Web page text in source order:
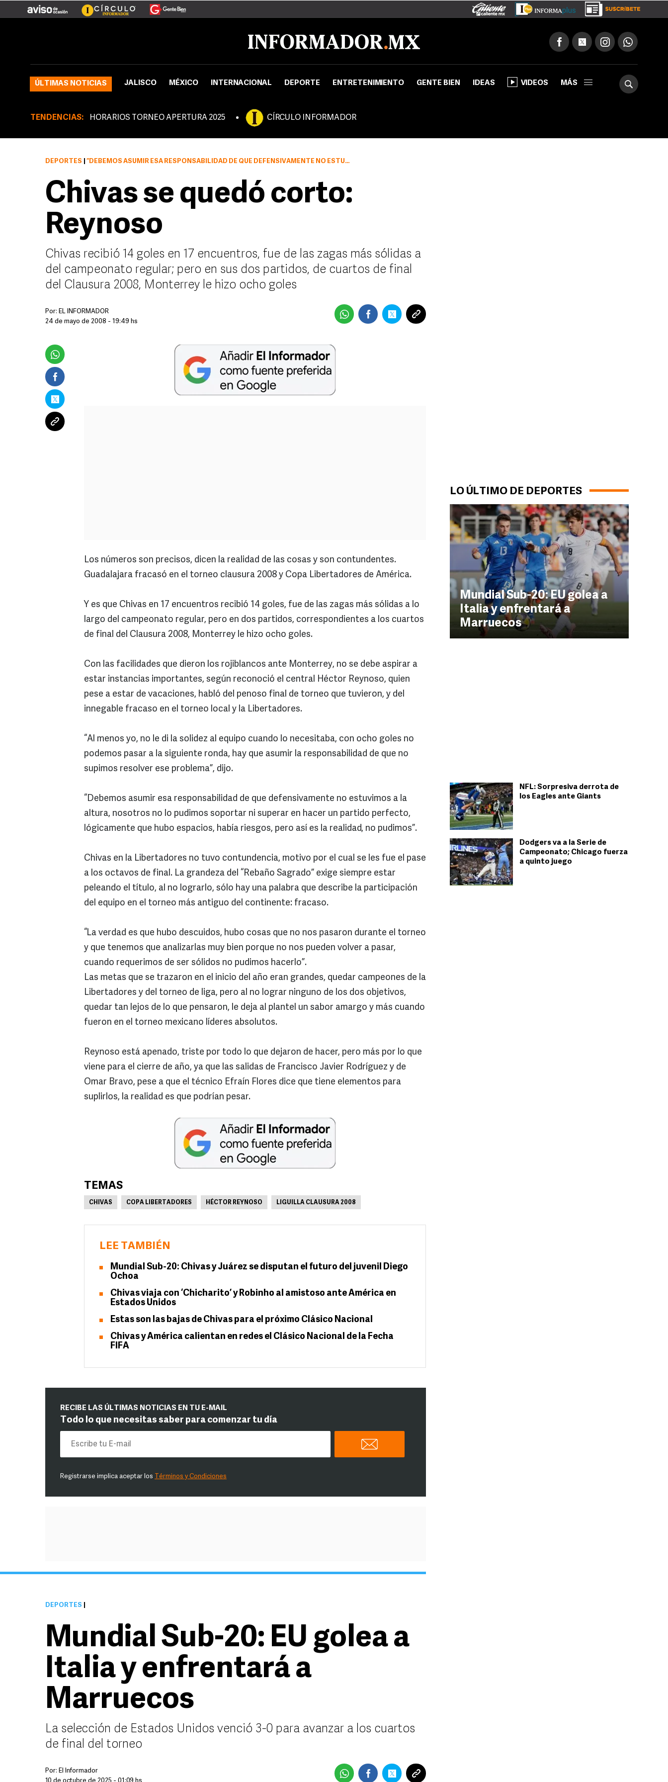
ÚLTIMAS NOTICIAS JALISCO MÉXICO INTERNACIONAL DEPORTE ENTRETENIMIENTO GENTE BIEN IDEAS VIDEOS MÁS
TENDENCIAS: HORARIOS TORNEO APERTURA 2025 CÍRCULO INFORMADOR
LO ÚLTIMO DE DEPORTES
Mundial Sub-20: EU golea a
Italia y enfrentará a
Marruecos
NFL: Sorpresiva derrota de
los Eagles ante Giants
Dodgers va a la Serie de
Campeonato; Chicago fuerza
a quinto juego
DEPORTES “DEBEMOS ASUMIR ESA RESPONSABILIDAD DE QUE DEFENSIVAMENTE NO ESTUVIMOS A LA ALTURA” –HÉCTOR REYNOSO–
Chivas se quedó corto:
Reynoso
Chivas recibió 14 goles en 17 encuentros, fue de las zagas más sólidas a
del campeonato regular; pero en sus dos partidos, de cuartos de final
del Clausura 2008, Monterrey le hizo ocho goles
Por: EL INFORMADOR
24 de mayo de 2008 - 19:49 hs
Los números son precisos, dicen la realidad de las cosas y son contundentes.
Guadalajara fracasó en el torneo clausura 2008 y Copa Libertadores de América.
Y es que Chivas en 17 encuentros recibió 14 goles, fue de las zagas más sólidas a lo
largo del campeonato regular, pero en dos partidos, correspondientes a los cuartos
de final del Clausura 2008, Monterrey le hizo ocho goles.
Con las facilidades que dieron los rojiblancos ante Monterrey, no se debe aspirar a
estar instancias importantes, según reconoció el central Héctor Reynoso, quien
pese a estar de vacaciones, habló del penoso final de torneo que tuvieron, y del
innegable fracaso en el torneo local y la Libertadores.
“Al menos yo, no le di la solidez al equipo cuando lo necesitaba, con ocho goles no
podemos pasar a la siguiente ronda, hay que asumir la responsabilidad de que no
supimos resolver ese problema”, dijo.
“Debemos asumir esa responsabilidad de que defensivamente no estuvimos a la
altura, nosotros no lo pudimos soportar ni superar en hacer un partido perfecto,
lógicamente que hubo espacios, había riesgos, pero así es la realidad, no pudimos”.
Chivas en la Libertadores no tuvo contundencia, motivo por el cual se les fue el pase
a los octavos de final. La grandeza del “Rebaño Sagrado” exige siempre estar
peleando el título, al no lograrlo, sólo hay una palabra que describe la participación
del equipo en el torneo más antiguo del continente: fracaso.
“La verdad es que hubo descuidos, hubo cosas que no nos pasaron durante el torneo
y que tenemos que analizarlas muy bien porque no nos pueden volver a pasar,
cuando requerimos de ser sólidos no pudimos hacerlo”.
Las metas que se trazaron en el inicio del año eran grandes, quedar campeones de la
Libertadores y del torneo de liga, pero al no lograr ninguno de los dos objetivos,
quedar tan lejos de lo que pensaron, le deja al plantel un sabor amargo y más cuando
fueron en el torneo mexicano líderes absolutos.
Reynoso está apenado, triste por todo lo que dejaron de hacer, pero más por lo que
viene para el cierre de año, ya que las salidas de Francisco Javier Rodríguez y de
Omar Bravo, pese a que el técnico Efraín Flores dice que tiene elementos para
suplirlos, la realidad es que podrían pesar.
TEMAS
CHIVAS COPA LIBERTADORES HÉCTOR REYNOSO LIGUILLA CLAUSURA 2008
LEE TAMBIÉN
Mundial Sub-20: Chivas y Juárez se disputan el futuro del juvenil Diego
Ochoa
Chivas viaja con ‘Chicharito’ y Robinho al amistoso ante América en
Estados Unidos
Estas son las bajas de Chivas para el próximo Clásico Nacional
Chivas y América calientan en redes el Clásico Nacional de la Fecha
FIFA
RECIBE LAS ÚLTIMAS NOTICIAS EN TU E-MAIL
Todo lo que necesitas saber para comenzar tu día
Registrarse implica aceptar los Términos y Condiciones
DEPORTES
Mundial Sub-20: EU golea a
Italia y enfrentará a
Marruecos
La selección de Estados Unidos venció 3-0 para avanzar a los cuartos
de final del torneo
Por: El Informador